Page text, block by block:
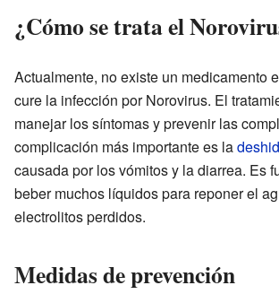
¿Cómo se trata el
Actualmente, no existe un medicamento
cure la infección por Norovirus. El
manejar los síntomas y prevenir las
complicación más importante es la
causada por los vómitos y la diarrea. Es
beber muchos líquidos para reponer el
electrolitos perdidos.
Medidas de prevención